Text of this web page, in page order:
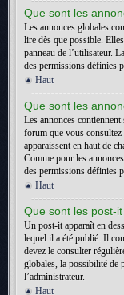
Que sont les
Les annonces globales
lire dès que possible.
panneau de l’utilisateur.
des permissions définies
Haut
Que sont les
Les annonces
forum que vous consultez
apparaissent en haut de
Comme pour les
des permissions définies
Haut
Que sont les post-
Un post-it apparaît en
lequel il a été publié. Il
devez le consulter
globales, la possibilité de
l’administrateur.
Haut